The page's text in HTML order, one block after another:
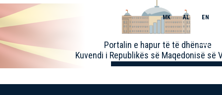
Portalin e hapur të të dhënave
Kuvendi i Republikës së Maqedonisë së
MK AL EN
Toggle